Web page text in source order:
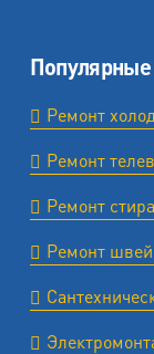
Популярные
Ремонт
Ремонт
Ремонт
Ремонт